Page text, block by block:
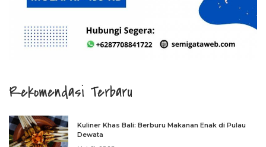
Rekomendasi Terbaru
Kuliner Khas Bali: Berburu Makanan Enak di Pulau
Dewata